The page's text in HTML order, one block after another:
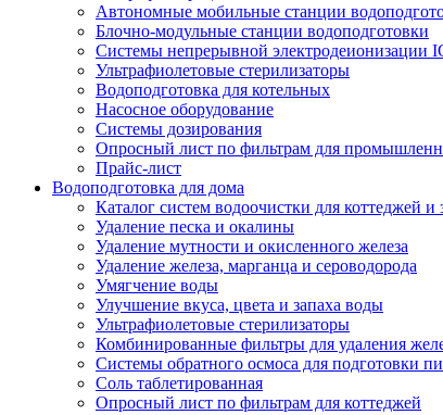
Автономные мобильные станции
Блочно-модульные станции водоподготовки
Системы непрерывной электродеионизации
Ультрафиолетовые стерилизаторы
Водоподготовка для котельных
Насосное оборудование
Системы дозирования
Опросный лист по фильтрам для
Прайс-лист
Водоподготовка для дома
Каталог систем водоочистки для коттеджей
Удаление песка и окалины
Удаление мутности и окисленного железа
Удаление железа, марганца и сероводорода
Умягчение воды
Улучшение вкуса, цвета и запаха воды
Ультрафиолетовые стерилизаторы
Комбинированные фильтры для удаления
Системы обратного осмоса для подготовки
Соль таблетированная
Опросный лист по фильтрам для коттеджей